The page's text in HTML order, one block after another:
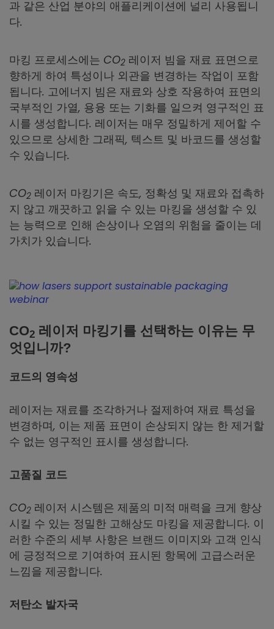
과 같은 산업 분야의 애플리케이션에 널리 사용됩니
다.
마킹 프로세스에는 CO2 레이저 빔을 재료 표면으로
향하게 하여 특성이나 외관을 변경하는 작업이 포함
됩니다. 고에너지 빔은 재료와 상호 작용하여 표면의
국부적인 가열, 용융 또는 기화를 일으켜 영구적인 표
시를 생성합니다. 레이저는 매우 정밀하게 제어할 수
있으므로 상세한 그래픽, 텍스트 및 바코드를 생성할
수 있습니다.
CO2 레이저 마킹기은 속도, 정확성 및 재료와 접촉하
지 않고 깨끗하고 읽을 수 있는 마킹을 생성할 수 있
는 능력으로 인해 손상이나 오염의 위험을 줄이는 데
가치가 있습니다.
CO2 레이저 마킹기를 선택하는 이유는 무
엇입니까?
코드의 영속성
레이저는 재료를 조각하거나 절제하여 재료 특성을
변경하며, 이는 제품 표면이 손상되지 않는 한 제거할
수 없는 영구적인 표시를 생성합니다.
고품질 코드
CO2 레이저 시스템은 제품의 미적 매력을 크게 향상
시킬 수 있는 정밀한 고해상도 마킹을 제공합니다. 이
러한 수준의 세부 사항은 브랜드 이미지와 고객 인식
에 긍정적으로 기여하여 표시된 항목에 고급스러운
느낌을 제공합니다.
저탄소 발자국